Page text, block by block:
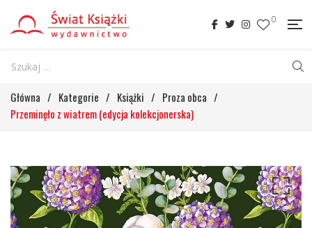
0
Główna / Kategorie / Książki / Proza obca /
Przeminęło z wiatrem (edycja kolekcjonerska)